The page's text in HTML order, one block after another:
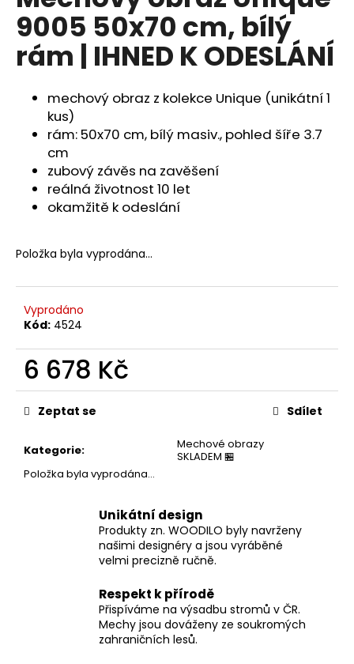
0,0
z
5
hvězdiček.
9005 50x70 cm, bílý
rám | IHNED K ODESLÁNÍ
mechový obraz z kolekce Unique (unikátní 1
kus)
rám: 50x70 cm, bílý masiv., pohled šíře 3.7
cm
zubový závěs na zavěšení
reálná životnost 10 let
okamžitě k odeslání
Položka byla vyprodána…
Vyprodáno
Kód: 4524
6 678 Kč
Měrná
cena:
Kategorie:
Mechové obrazy
SKLADEM 🏪
Položka byla vyprodána…
Zeptat se Sdílet
Unikátní design
Produkty zn. WOODILO byly navrženy
našimi designéry a jsou vyráběné
velmi precizně ručně.
Respekt k přírodě
Přispíváme na výsadbu stromů v ČR.
Mechy jsou dováženy ze soukromých
zahraničních lesů.
a
j
í
HLEDAT
D
p
o
č
u
j
e
e